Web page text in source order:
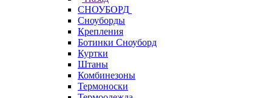
СНОУБОРД
Сноуборды
Крепления
Ботинки Сноуборд
Куртки
Штаны
Комбинезоны
Термоноски